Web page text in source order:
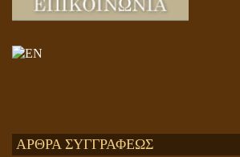
ΑΡΘΡΑ ΣΥΓΓΡΑΦΕΩΣ